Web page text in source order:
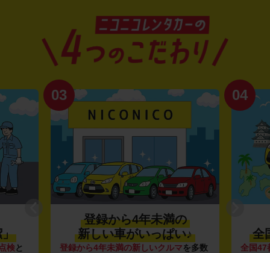
」
検と
03
登録から4年未満の
新しい車がいっぱい♪
登録から4年未満の新しいクルマを多数
04
全
全国47